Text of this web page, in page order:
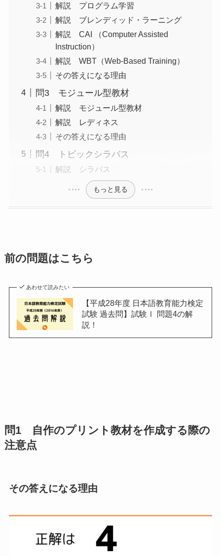
解説 プログラム学習
解説 ブレンディッド・ラーニング
解説 CAI （Computer Assisted
Instruction）
解説 WBT（Web-Based Training）
その答えになる理由
問3 モジュール型教材
解説 モジュール型教材
解説 レディネス
その答えになる理由
問4 トピックシラバス
解説 シラバス
もっと見る
前の問題はこちら
あわせて読みたい
【平成28年度 日本語教育能力検定
試験 過去問】試験Ⅰ 問題4の解
説！
問1 自作のプリント教材を作成する際の
注意点
その答えになる理由